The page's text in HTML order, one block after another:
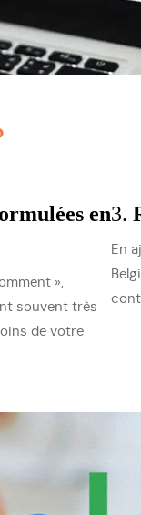
en
»,
souvent très
de votre
3.
En